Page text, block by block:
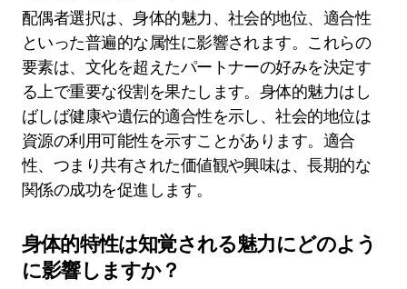
配偶者選択は、身体的魅力、社会的地位、適合性
といった普遍的な属性に影響されます。これらの
要素は、文化を超えたパートナーの好みを決定す
る上で重要な役割を果たします。身体的魅力はし
ばしば健康や遺伝的適合性を示し、社会的地位は
資源の利用可能性を示すことがあります。適合
性、つまり共有された価値観や興味は、長期的な
関係の成功を促進します。
身体的特性は知覚される魅力にどのよう
に影響しますか？